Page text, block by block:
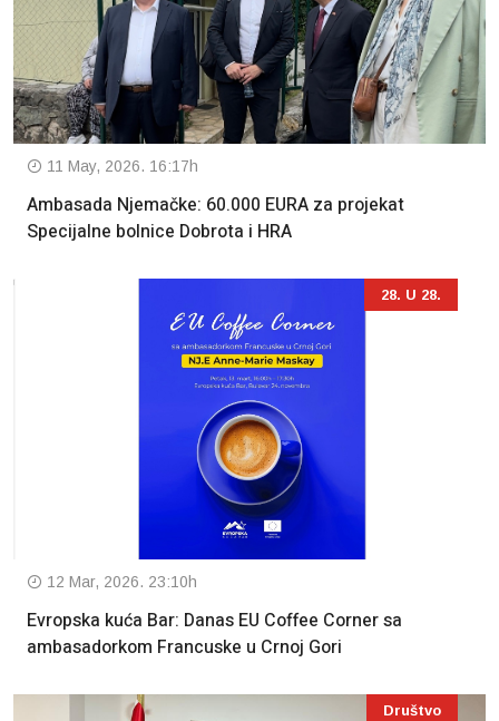
11 May, 2026. 16:17h
Ambasada Njemačke: 60.000 EURA za projekat
Specijalne bolnice Dobrota i HRA
28. U 28.
12 Mar, 2026. 23:10h
Evropska kuća Bar: Danas EU Coffee Corner sa
ambasadorkom Francuske u Crnoj Gori
Društvo